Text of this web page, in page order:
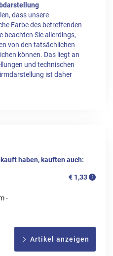
dass unsere
Farbe des betreffenden
beachten Sie allerdings,
von den tatsächlichen
können. Das liegt an
und technischen
ist daher
haben, kauften auch:
-
€ 1,33
Artikel anzeigen